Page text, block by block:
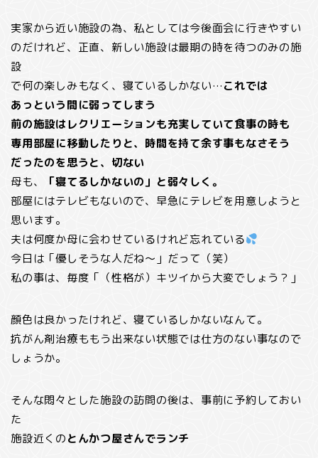
実家から近い施設の為、私としては今後面会に行きやすい
のだけれど、正直、新しい施設は最期の時を待つのみの施
設
で何の楽しみもなく、寝ているしかない…これでは
あっという間に弱ってしまう
前の施設はレクリエーションも充実していて食事の時も
専用部屋に移動したりと、時間を持て余す事もなさそう
だったのを思うと、切ない
母も、
「寝てるしかないの」と弱々しく。
部屋にはテレビもないので、早急にテレビを用意しようと
思います。
夫は何度か母に会わせているけれど忘れている
今日は「優しそうな人だね～」だって（笑）
私の事は、毎度「（性格が）キツイから大変でしょう？」
顔色は良かったけれど、寝ているしかないなんて。
抗がん剤治療ももう出来ない状態では仕方のない事なので
しょうか。
そんな悶々とした施設の訪問の後は、事前に予約しておい
た
施設近くのとんかつ屋さんでランチ